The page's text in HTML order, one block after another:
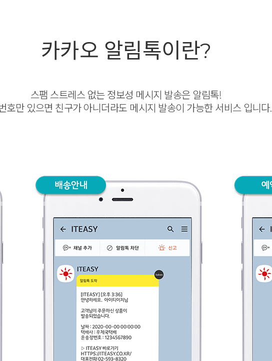
카카오 알림톡이란?
스팸 스트레스 없는 정보성 메시지 발송은 알림톡!
호만 있으면 친구가 아니더라도 메시지 발송이 가능한 서비스 입니다.